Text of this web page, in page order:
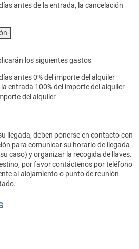
antes de la entrada, la cancelación
los siguientes gastos
antes 0% del importe del alquiler
entrada 100% del importe del alquiler
del alquiler
llegada, deben ponerse en contacto con
para comunicar su horario de llegada
caso) y organizar la recogida de llaves.
por favor contáctenos por teléfono
al alojamiento o punto de reunión